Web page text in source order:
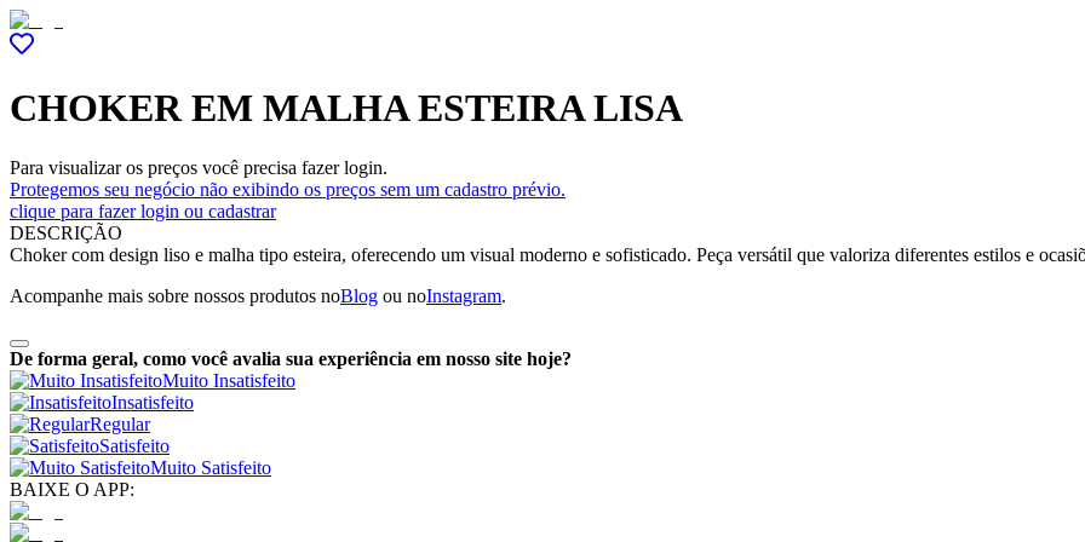
CHOKER EM MALHA ESTEIRA LISA
Para visualizar os preços você precisa fazer login.
Protegemos seu negócio não exibindo os preços sem um cadastro prévio.
clique para fazer login ou cadastrar
DESCRIÇÃO
Choker com design liso e malha tipo esteira, oferecendo um visual moderno e sofisticado. Peça versátil que valoriza diferentes estilos e
Acompanhe mais sobre nossos produtos noBlog ou noInstagram.
De forma geral, como você avalia sua experiência em nosso site hoje?
Muito Insatisfeito
Insatisfeito
Regular
Satisfeito
Muito Satisfeito
BAIXE O APP: